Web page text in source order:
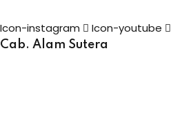
Icon-instagram Icon-youtube
Cab. Alam Sutera